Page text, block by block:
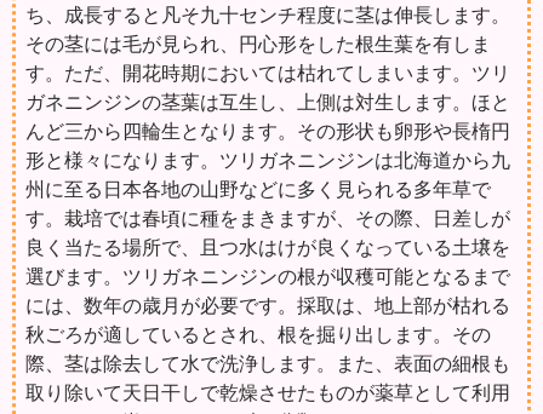
ち、成長すると凡そ九十センチ程度に茎は伸長します。
その茎には毛が見られ、円心形をした根生葉を有しま
す。ただ、開花時期においては枯れてしまいます。ツリ
ガネニンジンの茎葉は互生し、上側は対生します。ほと
んど三から四輪生となります。その形状も卵形や長楕円
形と様々になります。ツリガネニンジンは北海道から九
州に至る日本各地の山野などに多く見られる多年草で
す。栽培では春頃に種をまきますが、その際、日差しが
良く当たる場所で、且つ水はけが良くなっている土壌を
選びます。ツリガネニンジンの根が収穫可能となるまで
には、数年の歳月が必要です。採取は、地上部が枯れる
秋ごろが適しているとされ、根を掘り出します。その
際、茎は除去して水で洗浄します。また、表面の細根も
取り除いて天日干しで乾燥させたものが薬草として利用